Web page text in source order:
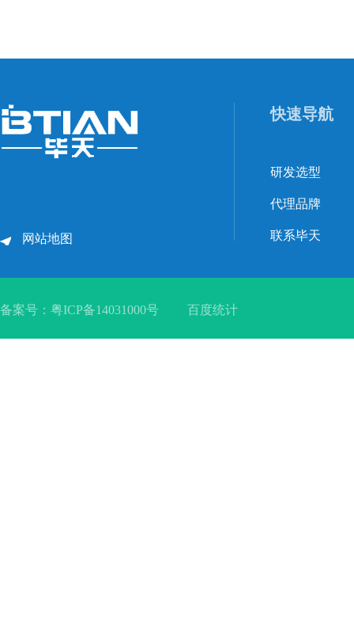
网站地图
快速导航
研发选型
代理品牌
联系毕天
备案号： 粤ICP备14031000号 百度统计